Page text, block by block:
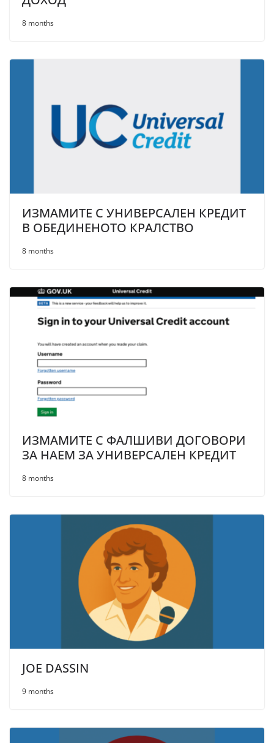
8 months
ИЗМАМИТЕ С УНИВЕРСАЛЕН КРЕДИТ
В ОБЕДИНЕНОТО КРАЛСТВО
8 months
ИЗМАМИТЕ С ФАЛШИВИ ДОГОВОРИ
ЗА НАЕМ ЗА УНИВЕРСАЛЕН КРЕДИТ
8 months
JOE DASSIN
9 months